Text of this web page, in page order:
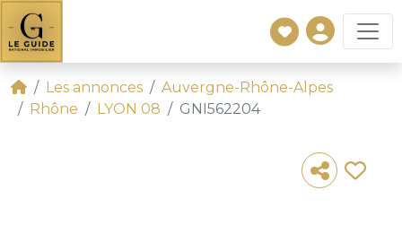
Les annonces
Auvergne-Rhône-Alpes
Rhône
LYON 08 GNI562204